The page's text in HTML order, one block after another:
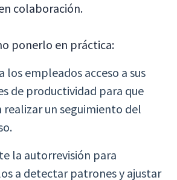
colaboración.
ponerlo en práctica:
los empleados acceso a sus
de productividad para que
realizar un seguimiento del
la autorrevisión para
a detectar patrones y ajustar